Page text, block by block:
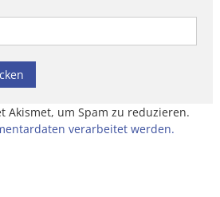
Akismet, um Spam zu reduzieren.
verarbeitet werden.